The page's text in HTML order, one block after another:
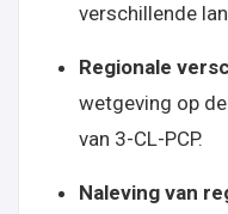
verschillende
Regionale
wetgeving op
van 3-CL-PCP.
Naleving van